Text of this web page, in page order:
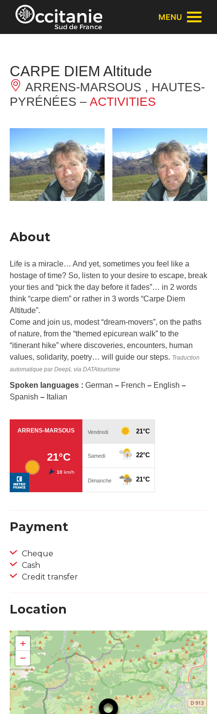
Cookies management panel
MENU
CARPE DIEM Altitude
ARRENS-MARSOUS , HAUTES-
PYRÉNÉES – ACTIVITIES
About
Life is a miracle… And yet, sometimes you feel like a
hostage of time? So, listen to your desire to escape, break
your ties and “pick the day before it fades”… in 2 words
think “carpe diem” or rather in 3 words “Carpe Diem
Altitude”.
Come and join us, modest “dream-movers”, on the paths
of nature, from the “themed epicurean walk” to the
“itinerant hike” where discoveries, encounters, human
values, solidarity, poetry… will guide our steps. Traduction
automatique par DeepL via DATAtourisme
Spoken languages : German – French – English –
Spanish – Italian
Payment
Cheque
Cash
Credit transfer
Location
+
−